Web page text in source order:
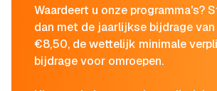
Waardeert u onze programma's?
dan met de jaarlijkse bijdrage
€8,50, de wettelijk minimale
bijdrage voor omroepen.